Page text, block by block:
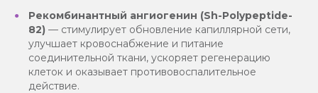
Рекомбинантный ангиогенин (Sh-Polypeptide-
82) — стимулирует обновление капиллярной сети,
улучшает кровоснабжение и питание
соединительной ткани, ускоряет регенерацию
клеток и оказывает противовоспалительное
действие.